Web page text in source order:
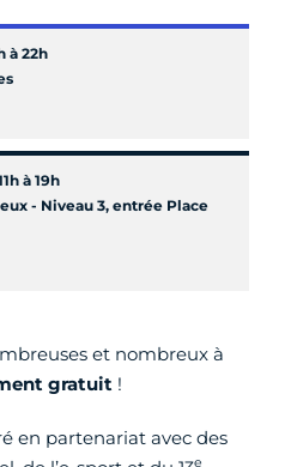
à 22h
à 19h
- Niveau 3, entrée Place
et nombreux à
gratuit !
en partenariat avec des
e